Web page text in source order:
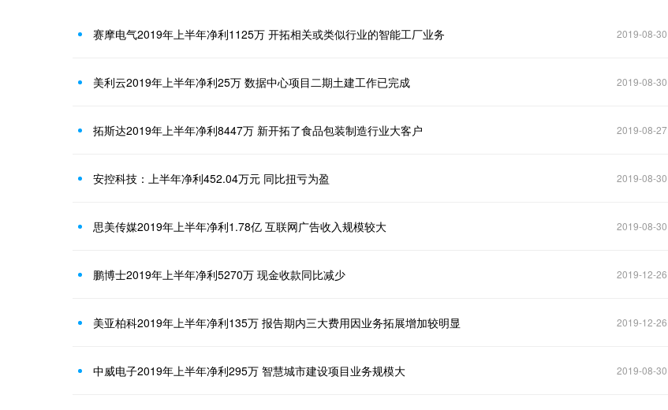
赛摩电气2019年上半年净利1125万 开拓相关或类似行业的智能工厂业务 2019-08-30
美利云2019年上半年净利25万 数据中心项目二期土建工作已完成 2019-08-30
拓斯达2019年上半年净利8447万 新开拓了食品包装制造行业大客户 2019-08-27
安控科技：上半年净利452.04万元 同比扭亏为盈 2019-08-30
思美传媒2019年上半年净利1.78亿 互联网广告收入规模较大 2019-08-30
鹏博士2019年上半年净利5270万 现金收款同比减少 2019-12-26
美亚柏科2019年上半年净利135万 报告期内三大费用因业务拓展增加较明显 2019-12-26
中威电子2019年上半年净利295万 智慧城市建设项目业务规模大 2019-08-30